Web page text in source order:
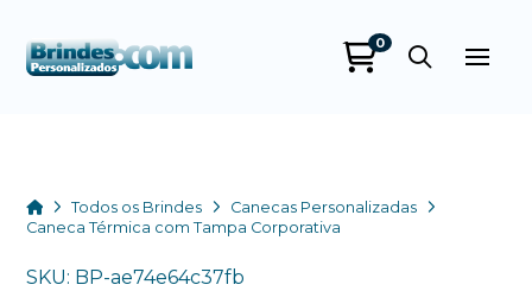
0
HomeTodos os Brindes
Canecas Personalizadas
Caneca Térmica com Tampa Corporativa
SKU: BP-ae74e64c37fb